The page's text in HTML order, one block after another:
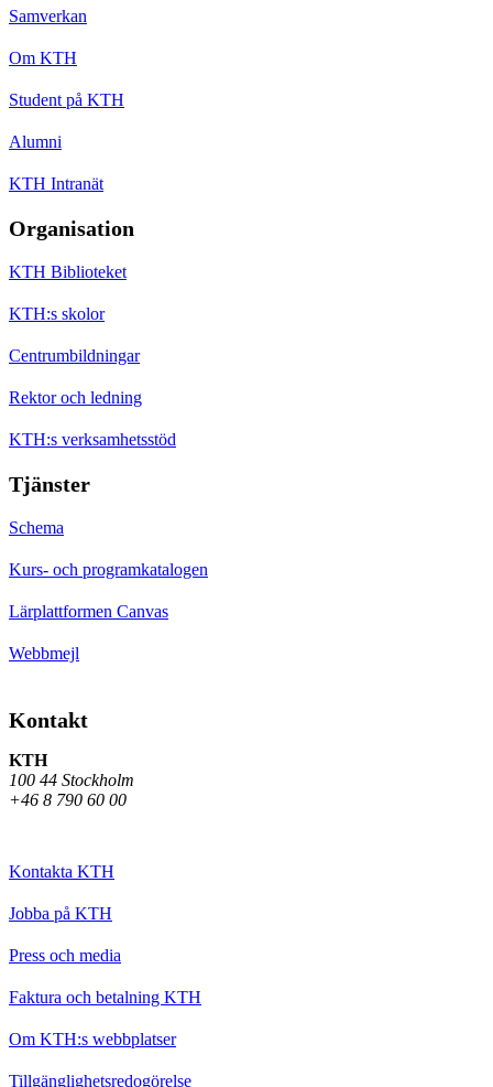
Samverkan
Om KTH
Student på KTH
Alumni
KTH Intranät
Organisation
KTH Biblioteket
KTH:s skolor
Centrumbildningar
Rektor och ledning
KTH:s verksamhetsstöd
Tjänster
Schema
Kurs- och programkatalogen
Lärplattformen Canvas
Webbmejl
Kontakt
KTH
100 44 Stockholm
+46 8 790 60 00
Kontakta KTH
Jobba på KTH
Press och media
Faktura och betalning KTH
Om KTH:s webbplatser
Tillgänglighetsredogörelse